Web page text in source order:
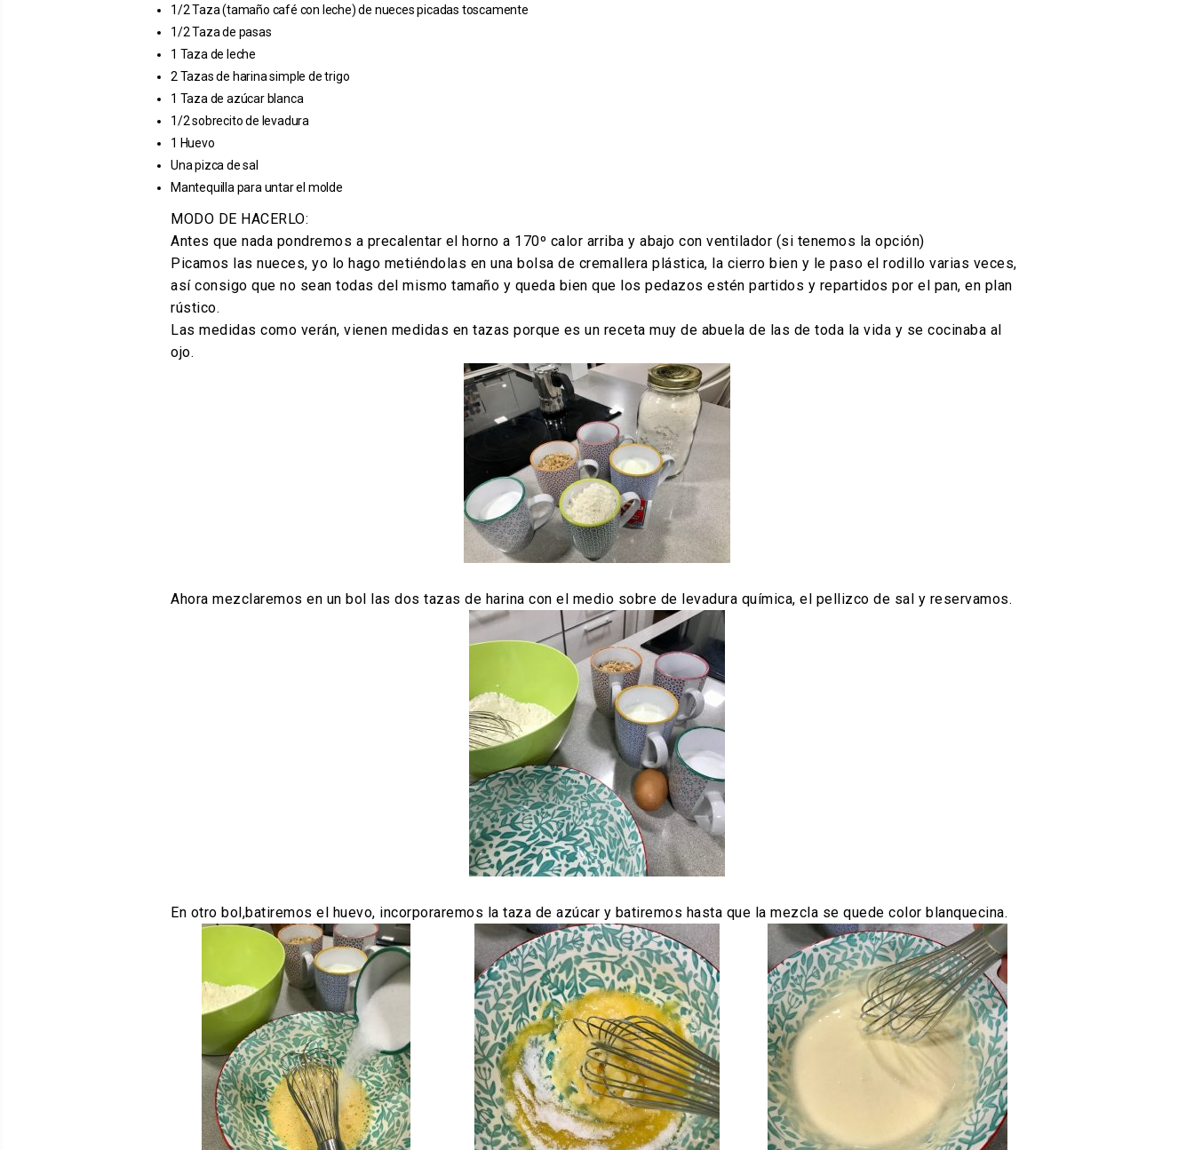
1/2 Taza (tamaño café con leche) de nueces picadas toscamente
1/2 Taza de pasas
1 Taza de leche
2 Tazas de harina simple de trigo
1 Taza de azúcar blanca
1/2 sobrecito de levadura
1 Huevo
Una pizca de sal
Mantequilla para untar el molde
MODO DE HACERLO:
Antes que nada pondremos a precalentar el horno a 170º calor arriba y abajo con ventilador (si tenemos la opción)
Picamos las nueces, yo lo hago metiéndolas en una bolsa de cremallera plástica, la cierro bien y le paso el rodillo varias veces,
así consigo que no sean todas del mismo tamaño y queda bien que los pedazos estén partidos y repartidos por el pan, en plan
rústico.
Las medidas como verán, vienen medidas en tazas porque es un receta muy de abuela de las de toda la vida y se cocinaba al
ojo.
Ahora mezclaremos en un bol las dos tazas de harina con el medio sobre de levadura química, el pellizco de sal y reservamos.
En otro bol,batiremos el huevo, incorporaremos la taza de azúcar y batiremos hasta que la mezcla se quede color blanquecina.